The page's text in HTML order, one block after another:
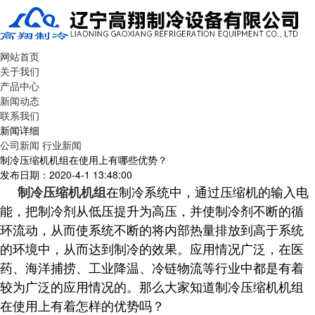
网站首页
关于我们
产品中心
新闻动态
联系我们
新闻详细
公司新闻 行业新闻
制冷压缩机机组在使用上有哪些优势？
发布日期：2020-4-1 13:48:00
制冷压缩机机组在制冷系统中，通过压缩机的输入电
能，把制冷剂从低压提升为高压，并使制冷剂不断的循
环流动，从而使系统不断的将内部热量排放到高于系统
的环境中，从而达到制冷的效果。应用情况广泛，在医
药、海洋捕捞、工业降温、冷链物流等行业中都是有着
较为广泛的应用情况的。 那么大家知道制冷压缩机机组
在使用上有着怎样的优势吗？